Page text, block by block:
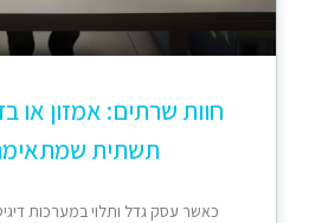
חוות שרתים: אמזון או
תשתית
כאשר עסק גדל ותלוי במערכות